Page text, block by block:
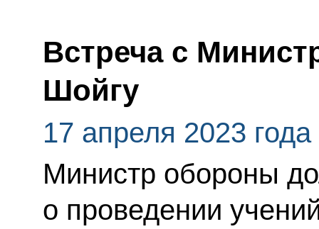
Встреча с
Шойгу
17 апреля 2023 года
Министр обороны
о проведении